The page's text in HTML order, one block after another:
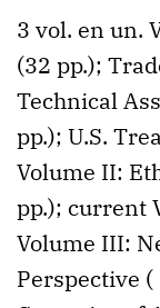
3 vol. en un.
(32 pp.);
Technical
pp.); U.S.
Volume II:
pp.); current
Volume III:
Perspective